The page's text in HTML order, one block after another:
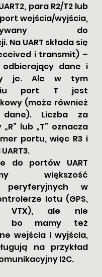
para R2/T2 lub
port wejścia/wyjścia,
do
Na UART składa się
i transmit) –
dane i
je. Ale w tym
port T jest
(może również
dane). Liczba za
„R” lub „T” oznacza
portu, więc R3 i
do portów UART
większość
peryferyjnych w
lotu (GPS,
VTX), ale nie
bo mamy też
wejścia i wyjścia,
na przykład
I2C.